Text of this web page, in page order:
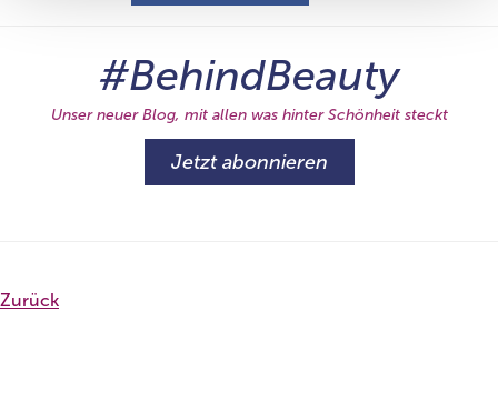
#BehindBeauty
Unser neuer Blog, mit allen was hinter Schönheit steckt
Jetzt abonnieren
Zurück